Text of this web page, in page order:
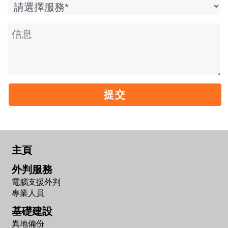
提交
主頁
外判服務
電腦支援外判
專業人員
基礎建設
異地備份